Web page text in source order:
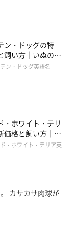
ン・ドッグの特
い方｜いぬのき
ン・ドッグ英語名
・ホワイト・テリ
格と飼い方｜い
・ホワイト・テリア英
カサカサ肉球が